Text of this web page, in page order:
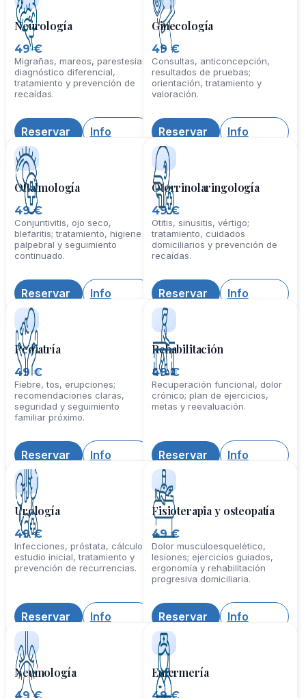
Reservar Reservar
Neurología
49 €
Migrañas, mareos, parestesias;
tratamiento y prevención de
recaídas.
Reservar
Ginecología
49 €
Consultas, anticoncepción,
orientación, tratamiento y
valoración.
Reservar
Oftalmología
49 €
Conjuntivitis, ojo seco,
palpebral y seguimiento
continuado.
Reservar
Otorrinolaringología
49 €
Otitis, sinusitis, vértigo;
domiciliarios y prevención de
recaídas.
Reservar
Pediatría
49 €
Fiebre, tos, erupciones;
seguridad y seguimiento
familiar próximo.
Reservar
Rehabilitación
49 €
metas y reevaluación.
Reservar
Urología
49 €
prevención de recurrencias.
Reservar
Fisioterapia y osteopatía
49 €
Dolor musculoesquelético,
ergonomía y rehabilitación
progresiva domiciliaria.
Reservar